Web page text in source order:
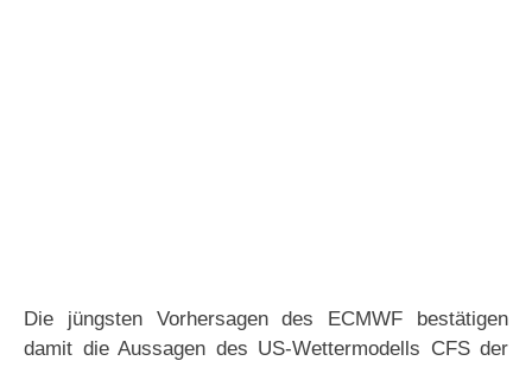
Die jüngsten Vorhersagen des ECMWF bestätigen
damit die Aussagen des US-Wettermodells CFS der